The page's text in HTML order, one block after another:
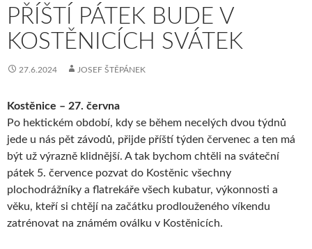
PŘÍŠTÍ PÁTEK BUDE V
KOSTĚNICÍCH SVÁTEK
27.6.2024 JOSEF ŠTĚPÁNEK
Kostěnice – 27. června
Po hektickém období, kdy se během necelých dvou týdnů
jede u nás pět závodů, přijde příští týden červenec a ten má
být už výrazně klidnější. A tak bychom chtěli na sváteční
pátek 5. července pozvat do Kostěnic všechny
plochodrážníky a flatrekáře všech kubatur, výkonnosti a
věku, kteří si chtějí na začátku prodlouženého víkendu
zatrénovat na známém oválku v Kostěnicích.